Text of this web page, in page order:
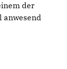
der
anwesend